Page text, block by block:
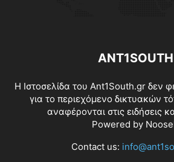
ANT1SOUTH
Η Ιστοσελίδα του Ant1South.gr δεν
για το περιεχόμενο δικτυακών
αναφέρονται στις ειδήσεις
Powered by
Contact us: